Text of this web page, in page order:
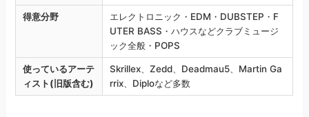
得意分野
エレクトロニック・EDM・DUBSTEP・F
UTER BASS・ハウスなどクラブミュージ
ック全般・POPS
使っているアーテ
ィスト(旧版含む)
Skrillex、Zedd、Deadmau5、Martin Ga
rrix、Diploなど多数